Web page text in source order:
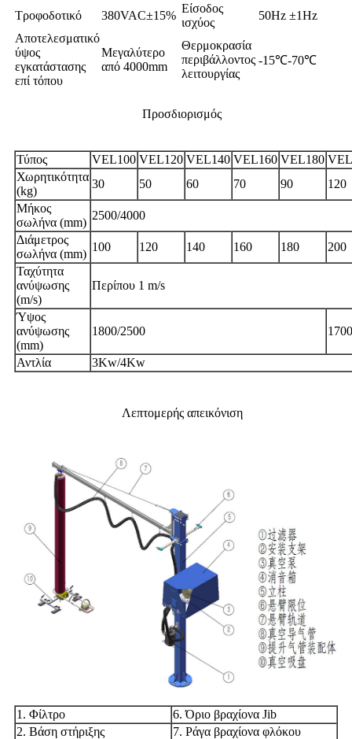
Τροφοδοτικό 380VAC±15%
Είσοδος
ισχύος
50Hz ±1Hz
Αποτελεσματικό
ύψος
εγκατάστασης
επί τόπου
Μεγαλύτερο
από 4000mm
Θερμοκρασία
περιβάλλοντος
λειτουργίας
-15℃-70℃
Προσδιορισμός
Τύπος VEL100 VEL120 VEL140 VEL160 VEL180
Χωρητικότητα
(kg)
30 50 60 70 90
120
Μήκος
σωλήνα (mm)
2500/4000
Διάμετρος
σωλήνα (mm)
100 120 140 160 180
200
Ταχύτητα
ανύψωσης
(m/s)
Περίπου 1 m/s
Ύψος
ανύψωσης
(mm)
1800/2500
Αντλία 3Kw/4Kw
Λεπτομερής απεικόνιση
1. Φίλτρο
6. Όριο βραχίονα Jib
2. Βάση στήριξης
7. Ράγα βραχίονα φλόκου